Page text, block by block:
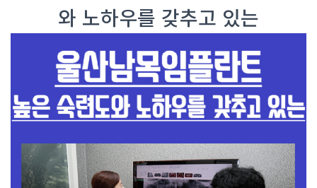
와 노하우를 갖추고 있는